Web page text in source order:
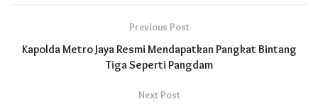
Previous Post
Kapolda Metro Jaya Resmi Mendapatkan Pangkat Bintang
Tiga Seperti Pangdam
Next Post